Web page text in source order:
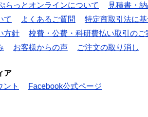
らっとオンラインについて
見積書・
て
よくあるご質問
特定商取引法に
方針
校費・公費・科研費払い取引のご
お客様からの声 ご注文の取り消し
ア
ント
Facebook公式ページ